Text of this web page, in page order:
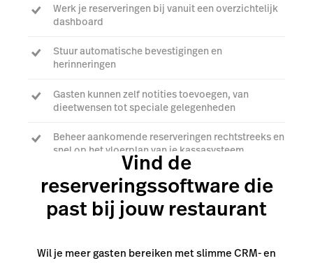
Werk je reserveringen bij vanuit een overzichtelijk
dashboard
Stuur automatische bevestigingen en
herinneringen
Gasten kunnen zelf notities toevoegen, van
dieetwensen tot speciale gelegenheden
Beheer aankomende reserveringen rechtstreeks en
snel op het vloerplan van je kassasysteem
Praat met een expert
Vind de
reserveringssoftware die
past bij jouw restaurant
Wil je meer gasten bereiken met slimme CRM- en